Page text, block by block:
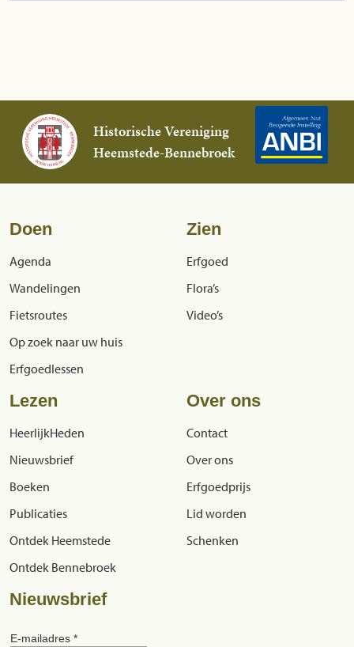
Historische Vereniging
Heemstede-Bennebroek
Doen
Agenda
Wandelingen
Fietsroutes
Op zoek naar uw huis
Erfgoedlessen
Zien
Erfgoed
Flora’s
Video’s
Lezen
HeerlijkHeden
Nieuwsbrief
Boeken
Publicaties
Ontdek Heemstede
Ontdek Bennebroek
Over ons
Contact
Over ons
Erfgoedprijs
Lid worden
Schenken
Nieuwsbrief